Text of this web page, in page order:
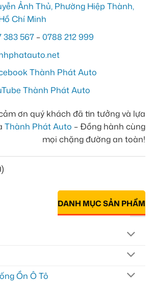
Ảnh Thủ, Phường Hiệp Thành,
Chí Minh
383 567 –0788 212 999
Thành Phát Auto
Thành Phát Auto
ơn quý khách đã tin tưởng và lựa
Thành Phát Auto – Đồng hành cùng
mọi chặng đường an toàn!
DANH MỤC SẢN PHẨM
Ồn Ô Tô